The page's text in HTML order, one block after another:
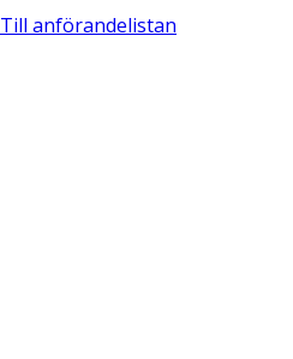
Till anförandelistan